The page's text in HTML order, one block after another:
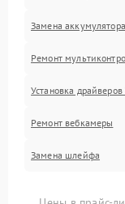
Замена аккумулятора
Ремонт
Установка
Ремонт вебкамеры
Замена шлейфа